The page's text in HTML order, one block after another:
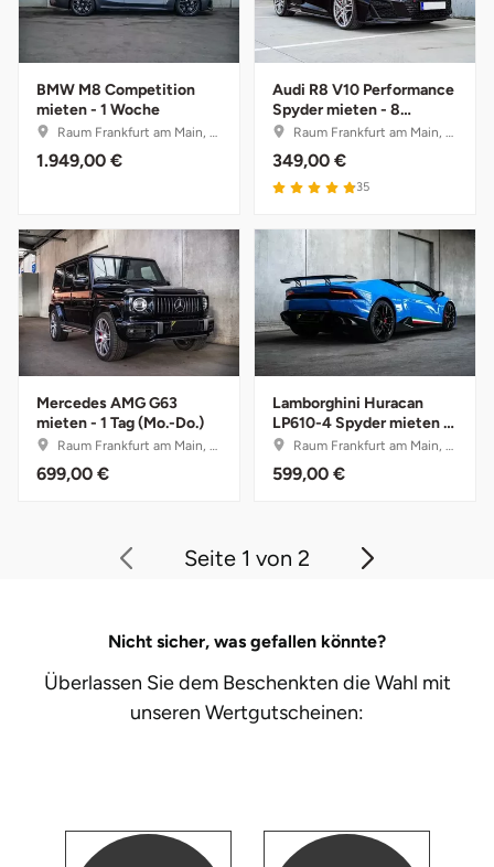
BMW M8 Competition
mieten - 1 Woche
Raum Frankfurt am Main, Hessen
1.949,00 €
Audi R8 V10 Performance
Spyder mieten - 8
Stunden (Mo.-Do.)
Raum Frankfurt am Main, Hessen
349,00 €
35
Mercedes AMG G63
mieten - 1 Tag (Mo.-Do.)
Raum Frankfurt am Main, Hessen
699,00 €
Lamborghini Huracan
LP610-4 Spyder mieten -
8 Stunden (Mo.-Do.)
Raum Frankfurt am Main, Hessen
599,00 €
Seite 1 von 2
Nicht sicher, was gefallen könnte?
Überlassen Sie dem Beschenkten die Wahl mit
unseren Wertgutscheinen:
Usedom
Viersen
Vorpommern-Greifswald
Vorpommern-Rügen
Weimar
Wertach